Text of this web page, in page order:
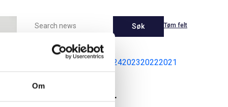
Om
Søk Tøm felt
2026 2024202320222021
Pressemeldinger